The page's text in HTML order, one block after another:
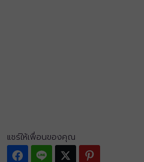
แชร์ให้เพื่อนของคุณ
Facebook
Line Twitter